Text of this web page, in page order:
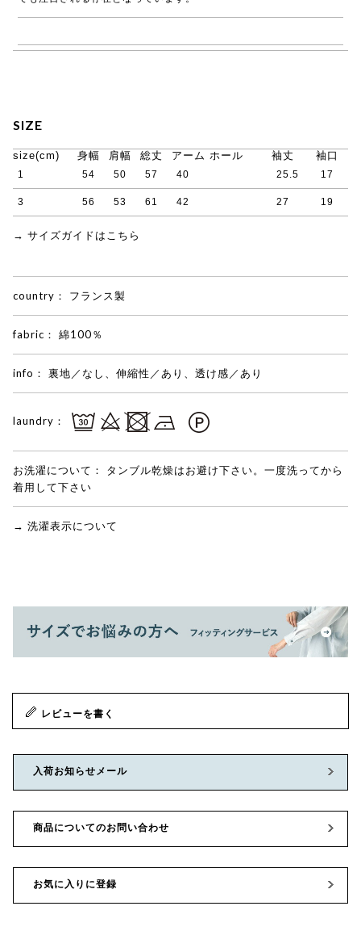
SIZE
size(cm) 身幅 肩幅 総丈 アーム ホール 袖丈 袖口
1 54 50 57 40 25.5 17
3 56 53 61 42 27 19
→ サイズガイドはこちら
country： フランス製
fabric： 綿100％
info： 裏地／なし、伸縮性／あり、透け感／あり
laundry：
お洗濯について：
タンブル乾燥はお避け下さい。一度洗ってから
着用して下さい
→ 洗濯表示について
レビューを書く
入荷お知らせメール
商品についてのお問い合わせ
お気に入りに登録